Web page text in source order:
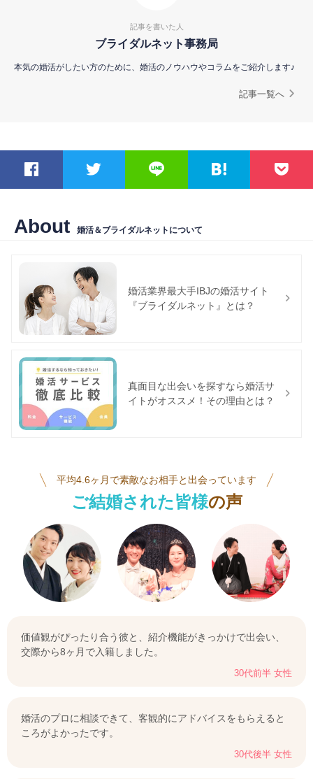
記事を書いた人
ブライダルネット事務局
本気の婚活がしたい方のために、婚活のノウハウやコラムをご紹介します♪
記事一覧へ
About 婚活＆ブライダルネットについて
婚活業界最大手IBJの婚活サイト
『ブライダルネット』とは？
真面目な出会いを探すなら婚活サ
イトがオススメ！その理由とは？
平均4.6ヶ月で素敵なお相手と出会っています
ご結婚された皆様の声
価値観がぴったり合う彼と、紹介機能がきっかけで出会い、
交際から8ヶ月で入籍しました。
30代前半 女性
婚活のプロに相談できて、客観的にアドバイスをもらえると
ころがよかったです。
30代後半 女性